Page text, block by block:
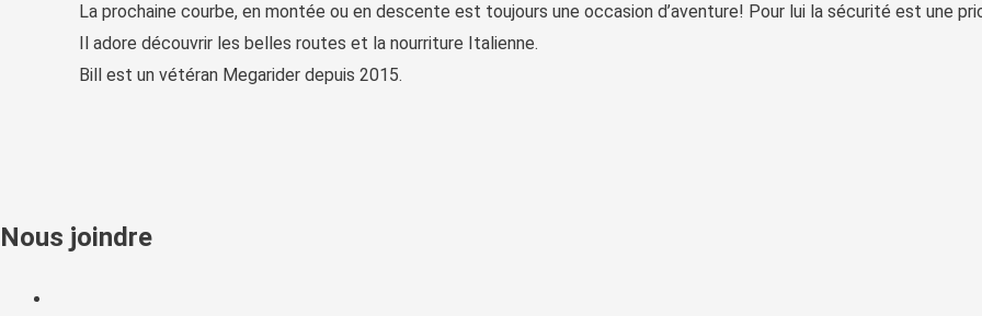
La prochaine courbe, en montée ou en descente est toujours une occasion d’aventure! Pour lui la sécurité est une
Il adore découvrir les belles routes et la nourriture Italienne.
Bill est un vétéran Megarider depuis 2015.
Nous joindre